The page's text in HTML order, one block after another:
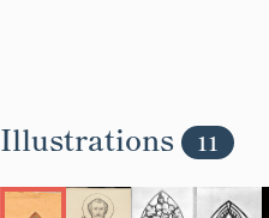
Illustrations 11